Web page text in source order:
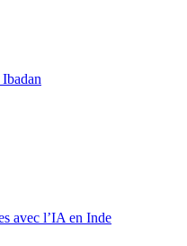
avec l’IA en Inde